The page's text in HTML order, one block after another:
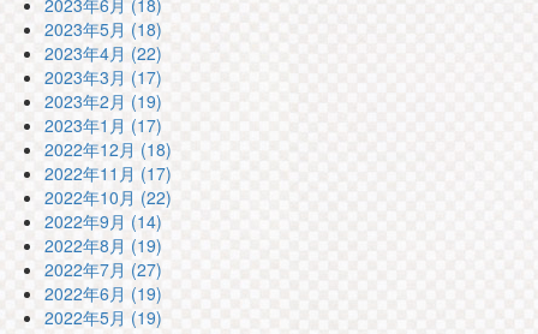
2023年6月 (18)
2023年5月 (18)
2023年4月 (22)
2023年3月 (17)
2023年2月 (19)
2023年1月 (17)
2022年12月 (18)
2022年11月 (17)
2022年10月 (22)
2022年9月 (14)
2022年8月 (19)
2022年7月 (27)
2022年6月 (19)
2022年5月 (19)